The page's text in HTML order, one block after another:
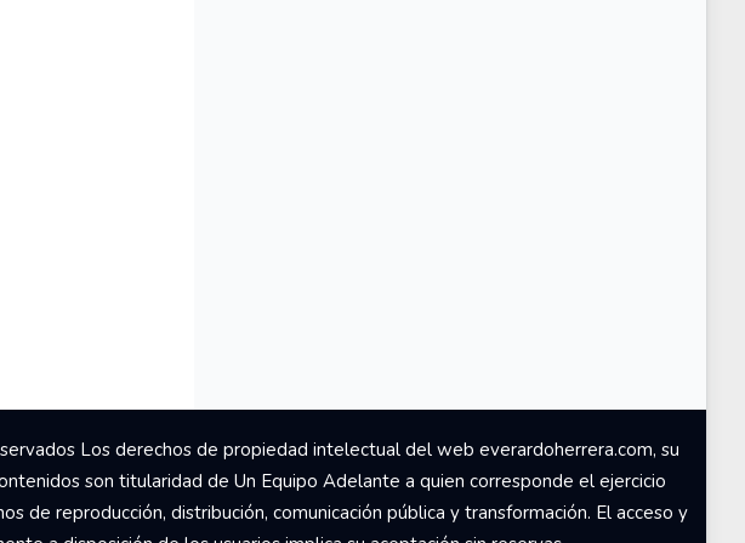
Los derechos de propiedad intelectual del web everardoherrera.com, su
son titularidad de Un Equipo Adelante a quien corresponde el ejercicio
de reproducción, distribución, comunicación pública y transformación. El acceso y